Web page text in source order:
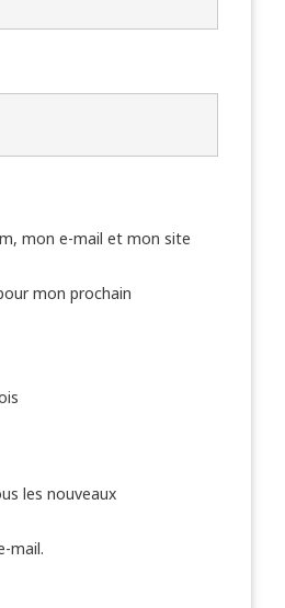
mon e-mail et mon site
mon prochain
les nouveaux
mail.